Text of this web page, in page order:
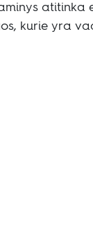
atitinka
kurie yra